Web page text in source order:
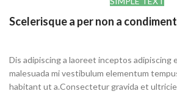
Scelerisque a per non a
Dis adipiscing a laoreet inceptos adipiscing
malesuada mi vestibulum elementum
habitant ut a.Consectetur gravida et